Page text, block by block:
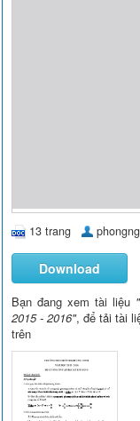
13 trang
Download
Bạn đang xem tài liệu
2015 - 2016", để tải tài
trên